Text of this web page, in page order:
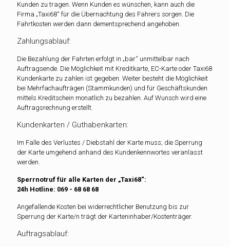
Kunden zu tragen. Wenn Kunden es wünschen, kann auch die
Firma „Taxi68“ für die Übernachtung des Fahrers sorgen. Die
Fahrtkosten werden dann dementsprechend angehoben.
Zahlungsablauf:
Die Bezahlung der Fahrten erfolgt in „bar“ unmittelbar nach
Auftragsende. Die Möglichkeit mit Kreditkarte, EC-Karte oder Taxi68
Kundenkarte zu zahlen ist gegeben. Weiter besteht die Möglichkeit
bei Mehrfachaufträgen (Stammkunden) und für Geschäftskunden
mittels Kreditschein monatlich zu bezahlen. Auf Wunsch wird eine
Auftragsrechnung erstellt.
Kundenkarten / Guthabenkarten:
Im Falle des Verlustes / Diebstahl der Karte muss; die Sperrung
der Karte umgehend anhand des Kundenkennwortes veranlasst
werden.
Sperrnotruf für alle Karten der „Taxi68“:
24h Hotline: 069 - 68 68 68
Angefallende Kosten bei widerrechtlicher Benutzung bis zur
Sperrung der Karte/n trägt der Karteninhaber/Kostenträger.
Auftragsablauf: